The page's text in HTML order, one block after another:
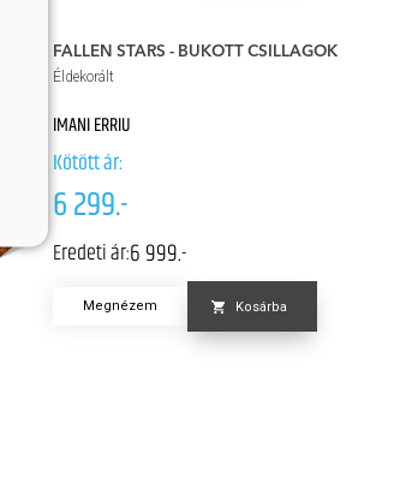
FALLEN STARS - BUKOTT CSILLAGOK
Éldekorált
IMANI ERRIU
Kötött ár:
6 299.-
Eredeti ár:6 999.-
Megnézem Kosárba